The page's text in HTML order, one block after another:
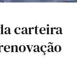
carteira